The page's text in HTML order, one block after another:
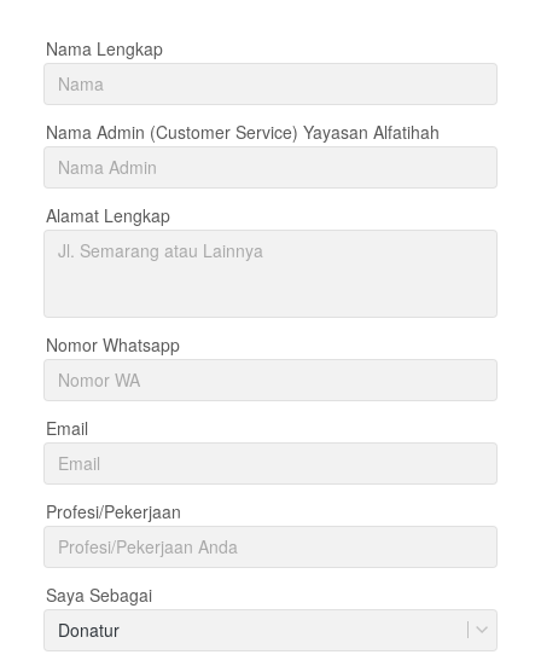
Nama Lengkap
Nama Admin (Customer Service) Yayasan Alfatihah
Alamat Lengkap
Nomor Whatsapp
Email
Profesi/Pekerjaan
Saya Sebagai
Donatur